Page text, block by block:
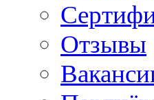
Отзывы